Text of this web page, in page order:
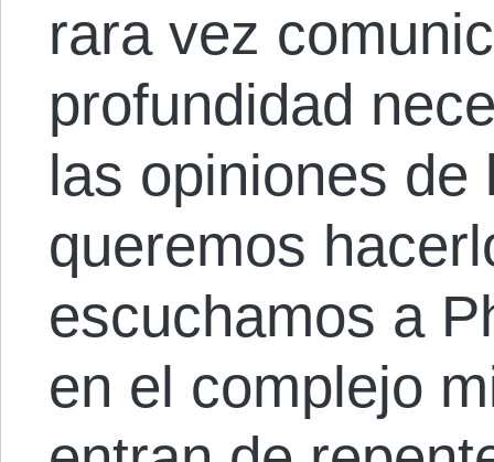
rara vez
profundidad
las opiniones de
queremos
escuchamos a
en el complejo